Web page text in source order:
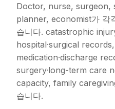
Doctor, nurse, surgeon,
planner, economist가 각
습니다. catastrophic
hospital·surgical
medication·discharge
surgery·long-term care
capacity, family
습니다.